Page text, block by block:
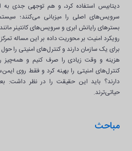
دیتابیس استفاده کرد، و هم توجهی جدی
سرویس‌های اصلی را میزبانی می‌کنند؛
بسترهای رایانش ابری و سرویس‌های کانتینر مانند Docker.
رویکرد امنیت بر محوریت داده بر این مساله
برای یک سازمان دارند و کنترل‌های امنیتی را
هزینه و وقت زیادی را صرف کنیم و همه‌چیز
کنترل‌های امنیتی را بهینه کرد و فقط روی
دارند؟ باید این حقیقت را در نظر داشت:
حیاتی‌ترند.
مباحث